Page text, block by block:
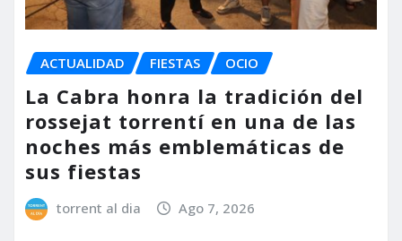
ACTUALIDAD FIESTAS OCIO
La Cabra honra la tradición del
rossejat torrentí en una de las
noches más emblemáticas de
sus fiestas
torrent al dia Ago 7, 2026